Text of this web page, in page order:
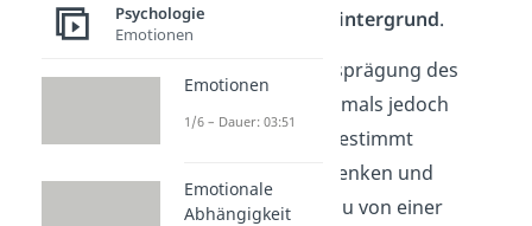
Situationen in den
Hintergrund.
Tritt die extreme Ausprägung des
Persönlichkeitsmerkmals jedoch
dauerhaft
auf und bestimmt
ausschließlich das Denken und
Verhalten, sprichst du von einer
Psychologie
Emotionen
Emotionen
1/6 – Dauer: 03:51
Emotionale
Abhängigkeit